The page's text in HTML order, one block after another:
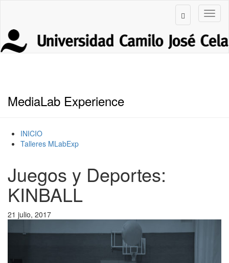
MediaLab Experience
INICIO
Talleres MLabExp
Juegos y Deportes:
KINBALL
21 julio, 2017